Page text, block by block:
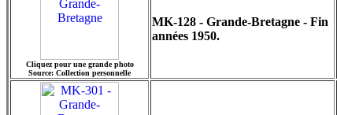
Cliquez pour une grande photo
Source: Collection personnelle
MK-128 - Grande-Bretagne - Fin
années 1950.